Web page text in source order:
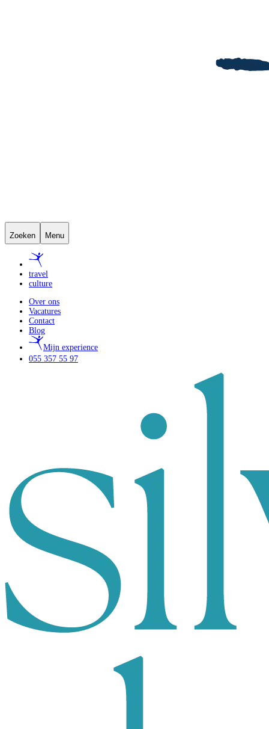
Zoeken Menu
travel
culture
Over ons
Vacatures
Contact
Blog
Mijn experience
055 357 55 97